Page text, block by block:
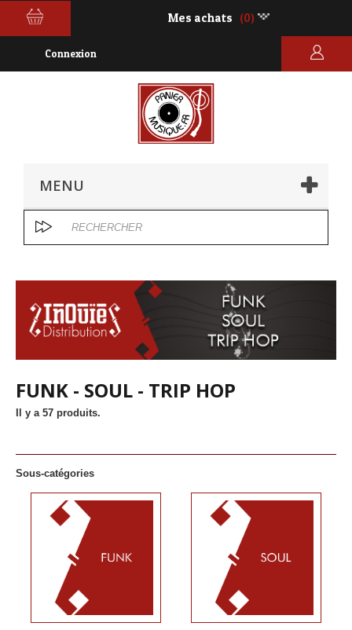
Mes achats (0)
Connexion
MENU
FUNK - SOUL - TRIP HOP
Il y a 57 produits.
Sous-catégories